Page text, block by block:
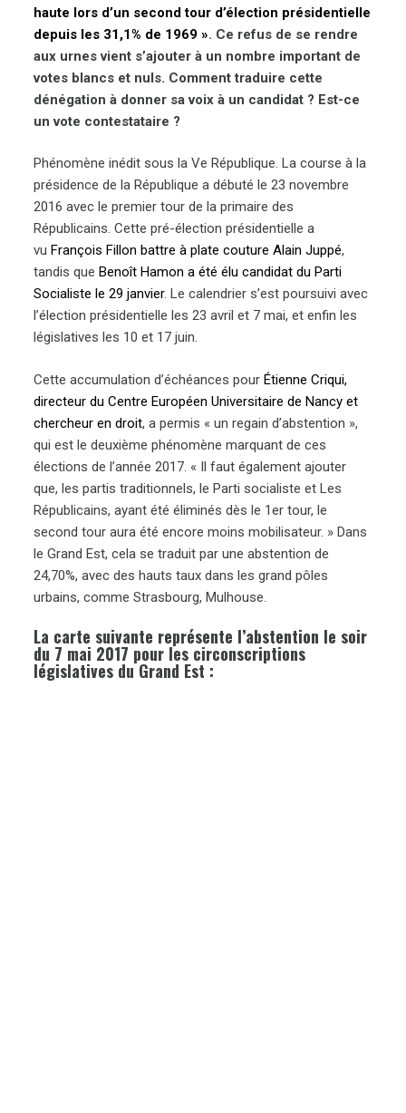
haute lors d’un second tour d’élection présidentielle
depuis les 31,1% de 1969 ». Ce refus de se rendre
aux urnes vient s’ajouter à un nombre important de
votes blancs et nuls. Comment traduire cette
dénégation à donner sa voix à un candidat ? Est-ce
un vote contestataire ?
Phénomène inédit sous la Ve République. La course à la
présidence de la République a débuté le 23 novembre
2016 avec le premier tour de la primaire des
Républicains. Cette pré-élection présidentielle a
vuFrançois Fillon battre à plate couture Alain Juppé,
tandis queBenoît Hamon a été élu candidat du Parti
Socialiste le 29 janvier. Le calendrier s’est poursuivi avec
l’élection présidentielle les 23 avril et 7 mai, et enfin les
législatives les 10 et 17 juin.
Cette accumulation d’échéances pourÉtienne Criqui,
directeur du Centre Européen Universitaire de Nancy et
chercheur en droit, a permis « un regain d’abstention »,
qui est le deuxième phénomène marquant de ces
élections de l’année 2017. « Il faut également ajouter
que, les partis traditionnels, le Parti socialiste et Les
Républicains, ayant été éliminés dès le 1er tour, le
second tour aura été encore moins mobilisateur. » Dans
le Grand Est, cela se traduit par une abstention de
24,70%, avec des hauts taux dans les grand pôles
urbains, comme Strasbourg, Mulhouse.
La carte suivante représente l’abstention le soir
du 7 mai 2017 pour les circonscriptions
législatives du Grand Est :